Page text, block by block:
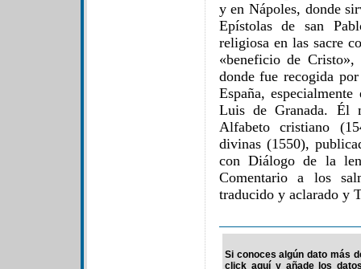
y en Nápoles, donde
Epístolas de san
religiosa en las sacre
«beneficio de
donde fue recogida
España,
Luis de Granada. Él
Alfabeto cristiano
divinas (1550),
con Diálogo de la
Comentario a los
traducido y aclarado y
Si conoces algún dato más
click aquí y añade los